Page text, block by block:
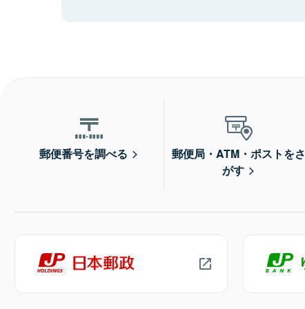
郵便番号を調べる
郵便局・ATM・ポストをさ
がす